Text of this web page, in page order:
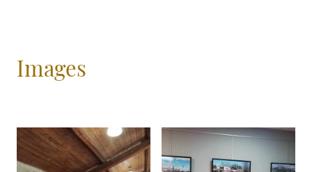
Images